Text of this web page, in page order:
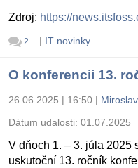
Zdroj: https://
2 | IT novinky
O konferencii 13.
26.06.2025 | 16:50 |
Dátum udalosti: 01.07.2025
V dňoch 1. – 3. júla 2025
uskutoční 13. ročník